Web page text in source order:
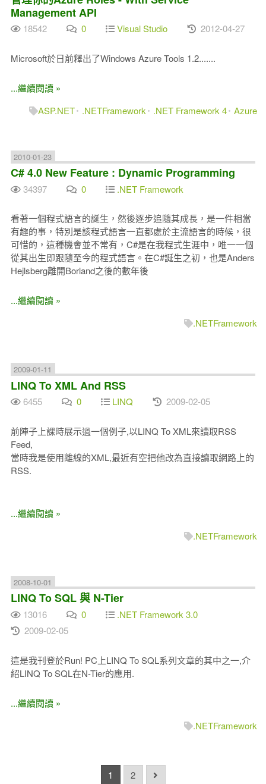
Management API
18542 0 Visual Studio 2012-04-27
Microsoft於日前釋出了Windows Azure Tools 1.2.......
...繼續閱讀 »
ASP.NET
.NETFramework .NET Framework 4 Azure
2010-01-23
C# 4.0 New Feature : Dynamic Programming
34397 0 .NET Framework
看著一個程式語言的誕生，然後逐步追隨其成長，是一件相當
有趣的事，特別是該程式語言一直都處於主流語言的時候，很
可惜的，這種機會並不常有，C#是在我程式生涯中，唯一一個
從其出生即跟隨至今的程式語言。在C#誕生之初，也是Anders
Hejlsberg離開Borland之後的數年後
...繼續閱讀 »
.NETFramework
2009-01-11
LINQ To XML And RSS
6455 0 LINQ 2009-02-05
前陣子上課時展示過一個例子,以LINQ To XML來讀取RSS
Feed,
當時我是使用離線的XML,最近有空把他改為直接讀取網路上的
RSS.
...繼續閱讀 »
.NETFramework
2008-10-01
LINQ To SQL 與 N-Tier
13016 0
.NET Framework 3.0
2009-02-05
這是我刊登於Run! PC上LINQ To SQL系列文章的其中之一,介
紹LINQ To SQL在N-Tier的應用.
...繼續閱讀 »
.NETFramework
1 2